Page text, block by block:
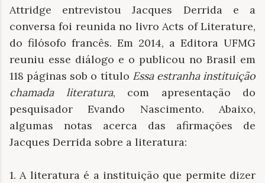
Attridge entrevistou Jacques Derrida e a
conversa foi reunida no livro Acts of Literature,
do filósofo francês. Em 2014, a Editora UFMG
reuniu esse diálogo e o publicou no Brasil em
118 páginas sob o título Essa estranha instituição
chamada literatura, com apresentação do
pesquisador Evando Nascimento. Abaixo,
algumas notas acerca das afirmações de
Jacques Derrida sobre a literatura:
1. A literatura é a instituição que permite dizer